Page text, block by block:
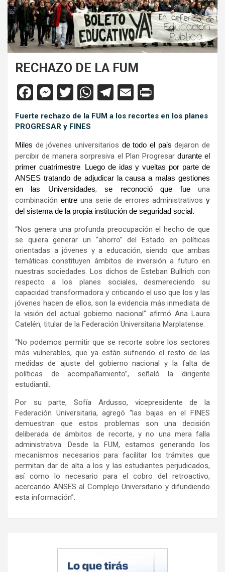
RECHAZO DE LA FUM
F
a
ce
b
o
o
k
M
es
se
n
g
er
T
wi
tt
er
W
h
at
s
A
p
p
T
el
e
gr
a
m
E
ail tF
ri
e
n
dl
y
Fuerte rechazo de la FUM a los recortes en los planes
PROGRESAR y FINES
Miles de jóvenes universitarios de todo el paísdejaron de
percibir de manera sorpresiva el Plan Progresar durante el
primer cuatrimestre. Luego de idas y vueltas por parte de
ANSES tratando de adjudicar la causa a malas gestiones
en las Universidades,se reconoció que fueuna
combinación entreuna serie de errores administrativos y
del sistema de la propia institución de seguridad social.
“Nos genera una profunda preocupación el hecho de que
se quiera generar un “ahorro” del Estado en políticas
orientadas a jóvenes y a educación, siendo que ambas
temáticas constituyen ámbitos de inversión a futuro en
nuestras sociedades. Los dichos de Esteban Bullrich con
respecto a los planes sociales, desmereciendo su
capacidad transformadora y criticando el uso que los y las
jóvenes hacen de ellos, son la evidencia más inmediata de
la visión del actual gobierno nacional” afirmó Ana Laura
Catelén, titular de la Federación Universitaria Marplatense.
“No podemos permitir que se recorte sobre los sectores
más vulnerables, que ya están sufriendo el resto de las
medidas de ajuste del gobierno nacional y la falta de
políticas de acompañamiento”, señaló la dirigente
estudiantil.
Por su parte, Sofía Ardusso, vicepresidente de la
Federación Universitaria, agregó “las bajas en el FINES
demuestran que estos problemas son una decisión
deliberada de ámbitos de recorte, y no una mera falla
administrativa. Desde la FUM, estamos generando los
mecanismos necesarios para facilitar los trámites que
permitan dar de alta a los y las estudiantes perjudicados,
así como lo necesario para el cobro del retroactivo,
acercando ANSES al Complejo Universitario y difundiendo
esta información”.